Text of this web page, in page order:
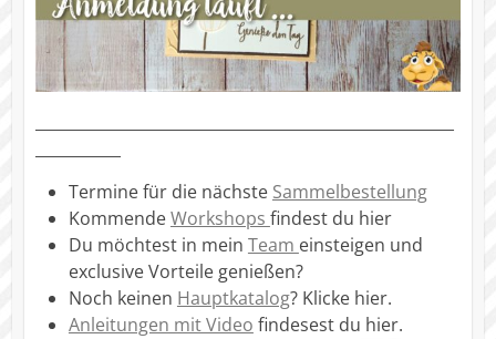
Termine für die nächste Sammelbestellung
KommendeWorkshops findest du hier
Du möchtest in mein Team einsteigen und
exclusive Vorteile genießen?
Noch keinen Hauptkatalog? Klicke hier.
Anleitungen mit Video findesest du hier.